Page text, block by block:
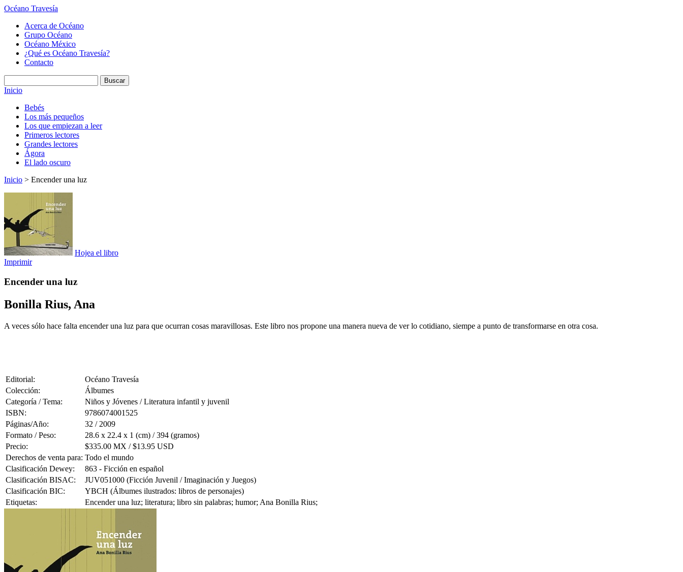
Océano Travesía
Acerca de Océano
Grupo Océano
Océano México
¿Qué es Océano Travesía?
Contacto
Inicio
Bebés
Los más pequeños
Los que empiezan a leer
Primeros lectores
Grandes lectores
Ágora
El lado oscuro
Inicio > Encender una luz
Hojea el libro
Imprimir
Encender una luz
Bonilla Rius, Ana
A veces sólo hace falta encender una luz para que ocurran cosas maravillosas. Este libro nos propone una manera nueva de ver lo cotidiano, siempe a punto de transformarse en otra cosa.
Editorial:
Océano Travesía
Colección:
Álbumes
Categoría / Tema:
Niños y Jóvenes / Literatura infantil y juvenil
ISBN:
9786074001525
Páginas/Año:
32 / 2009
Formato / Peso:
28.6 x 22.4 x 1 (cm) / 394 (gramos)
Precio:
$335.00 MX / $13.95 USD
Derechos de venta para: Todo el mundo
Clasificación Dewey:
863 - Ficción en español
Clasificación BISAC:
JUV051000 (Ficción Juvenil / Imaginación y Juegos)
Clasificación BIC:
YBCH (Álbumes ilustrados: libros de personajes)
Etiquetas:
Encender una luz; literatura; libro sin palabras; humor; Ana Bonilla Rius;